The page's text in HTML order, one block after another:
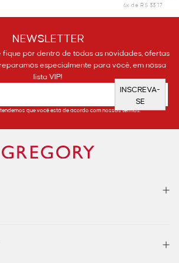
6x de R$ 33,17
NEWSLETTER
por dentro de todas as novidades, ofertas
especialmente para você, em nossa
lista VIP!
INSCREVA-
SE
que você está de acordo com nossos termos.